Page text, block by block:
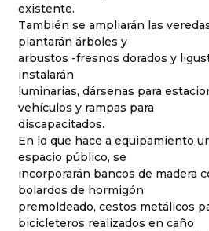
existente.
También se ampliarán las
plantarán árboles y
arbustos -fresnos dorados y
instalarán
luminarias, dársenas para
vehículos y rampas para
discapacitados.
En lo que hace a equipamiento
espacio público, se
incorporarán bancos de madera
bolardos de hormigón
premoldeado, cestos metálicos
bicicleteros realizados en caño